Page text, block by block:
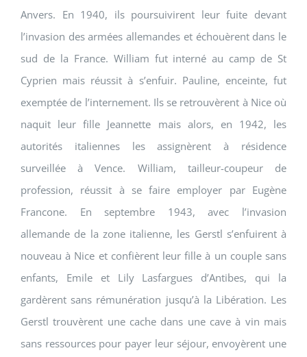
Anvers. En 1940, ils poursuivirent leur fuite devant
l’invasion des armées allemandes et échouèrent dans le
sud de la France. William fut interné au camp de St
Cyprien mais réussit à s’enfuir. Pauline, enceinte, fut
exemptée de l’internement. Ils se retrouvèrent à Nice où
naquit leur fille Jeannette mais alors, en 1942, les
autorités italiennes les assignèrent à résidence
surveillée à Vence. William, tailleur-coupeur de
profession, réussit à se faire employer par Eugène
Francone. En septembre 1943, avec l’invasion
allemande de la zone italienne, les Gerstl s’enfuirent à
nouveau à Nice et confièrent leur fille à un couple sans
enfants, Emile et Lily Lasfargues d’Antibes, qui la
gardèrent sans rémunération jusqu’à la Libération. Les
Gerstl trouvèrent une cache dans une cave à vin mais
sans ressources pour payer leur séjour, envoyèrent une